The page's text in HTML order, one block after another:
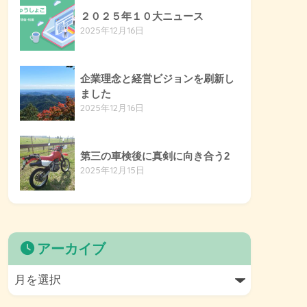
２０２５年１０大ニュース
2025年12月16日
企業理念と経営ビジョンを刷新し
ました
2025年12月16日
第三の車検後に真剣に向き合う2
2025年12月15日
アーカイブ